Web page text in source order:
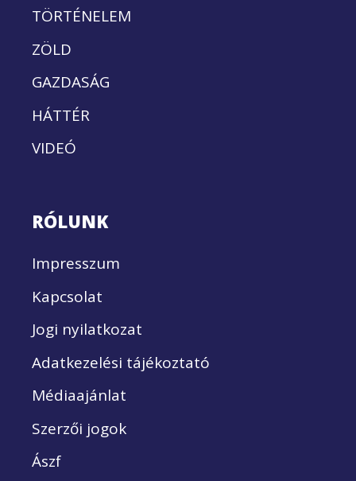
TÖRTÉNELEM
ZÖLD
GAZDASÁG
HÁTTÉR
VIDEÓ
RÓLUNK
Impresszum
Kapcsolat
Jogi nyilatkozat
Adatkezelési tájékoztató
Médiaajánlat
Szerzői jogok
Ászf